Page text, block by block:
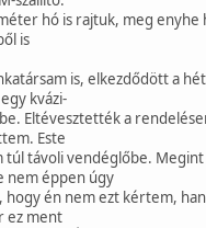
hó is rajtuk, meg enyhe
is
is, elkezdődött a
kvázi-
Eltévesztették a
Este
túl távoli vendéglőbe. Megint
nem éppen úgy
én nem ezt kértem,
ez ment